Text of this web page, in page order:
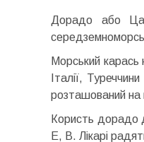
Дорадо або
Морський карась
Італії,
розташований на
Користь дорадо
Е, В. Лікарі